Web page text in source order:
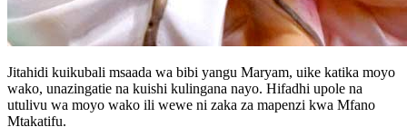
Jitahidi kuikubali msaada wa bibi yangu Maryam, uike katika moyo
wako, unazingatie na kuishi kulingana nayo. Hifadhi upole na
utulivu wa moyo wako ili wewe ni zaka za mapenzi kwa Mfano
Mtakatifu.